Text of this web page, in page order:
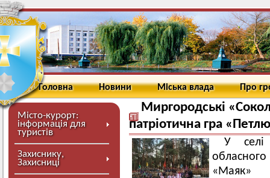
Головна Новини Міська влада Про
Місто-курорт:
інформація для
туристів
Захиснику,
Захисниці
Миргородські
патріотична гра
У селі
«Маяк»